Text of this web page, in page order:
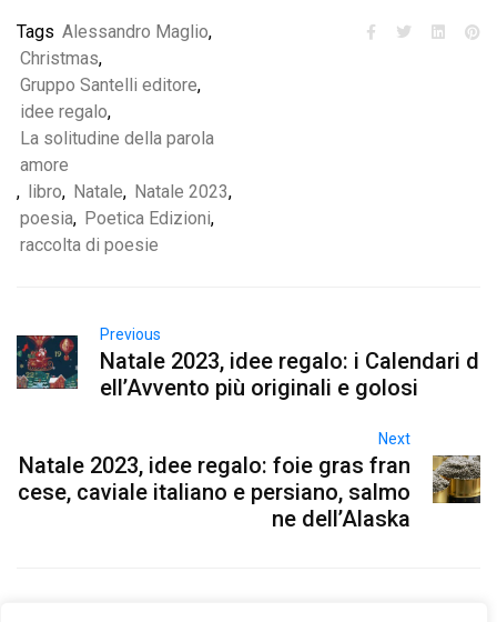
Tags Alessandro Maglio,
Christmas,
Gruppo Santelli editore,
idee regalo,
La solitudine della parola
amore
, libro, Natale, Natale 2023,
poesia, Poetica Edizioni,
raccolta di poesie
Previous
Natale 2023, idee regalo: i Calendari d
ell’Avvento più originali e golosi
Next
Natale 2023, idee regalo: foie gras fran
cese, caviale italiano e persiano, salmo
ne dell’Alaska